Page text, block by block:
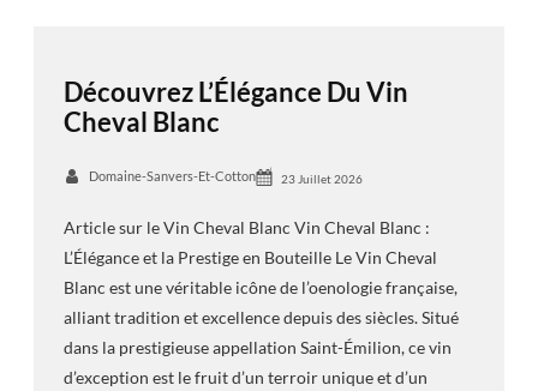
Découvrez L’Élégance Du Vin
Cheval Blanc
Domaine-Sanvers-Et-Cotton 23 Juillet 2026
Article sur le Vin Cheval Blanc Vin Cheval Blanc :
L’Élégance et la Prestige en Bouteille Le Vin Cheval
Blanc est une véritable icône de l’oenologie française,
alliant tradition et excellence depuis des siècles. Situé
dans la prestigieuse appellation Saint-Émilion, ce vin
d’exception est le fruit d’un terroir unique et d’un